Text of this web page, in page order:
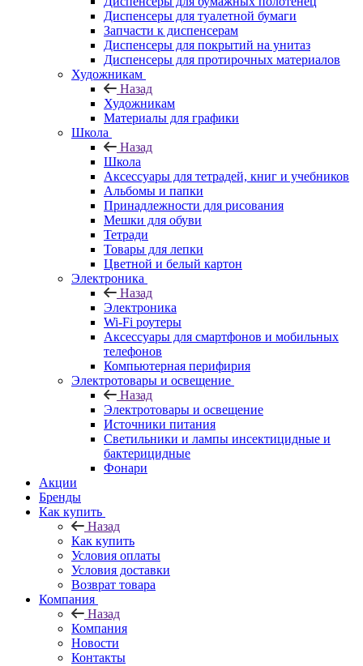
Диспенсеры для туалетной бумаги
Запчасти к диспенсерам
Диспенсеры для покрытий на унитаз
Диспенсеры для протирочных материалов
Художникам
Назад
Художникам
Материалы для графики
Школа
Назад
Школа
Аксессуары для тетрадей, книг и учебников
Альбомы и папки
Принадлежности для рисования
Мешки для обуви
Тетради
Товары для лепки
Цветной и белый картон
Электроника
Назад
Электроника
Wi-Fi роутеры
Аксессуары для смартфонов и мобильных
телефонов
Компьютерная перифирия
Электротовары и освещение
Назад
Электротовары и освещение
Источники питания
Светильники и лампы инсектицидные и
бактерицидные
Фонари
Акции
Бренды
Как купить
Назад
Как купить
Условия оплаты
Условия доставки
Возврат товара
Компания
Назад
Компания
Новости
Контакты